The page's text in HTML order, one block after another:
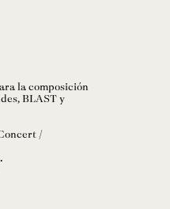
la composición
BLAST y
/